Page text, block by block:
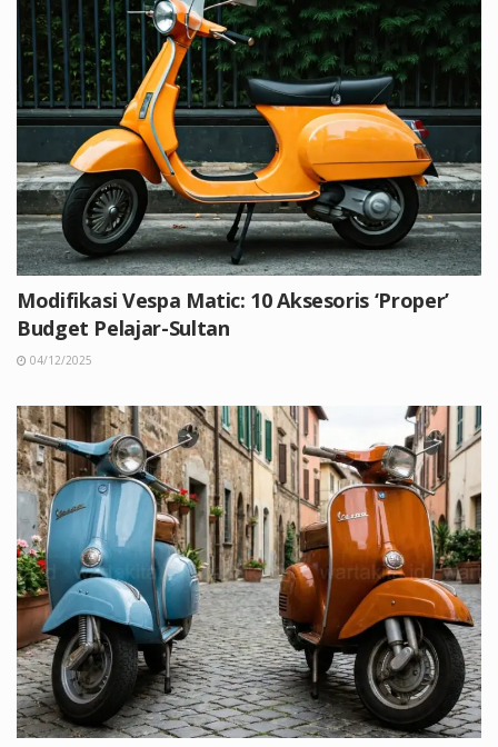
Modifikasi Vespa Matic: 10 Aksesoris ‘Proper’
Budget Pelajar-Sultan
04/12/2025